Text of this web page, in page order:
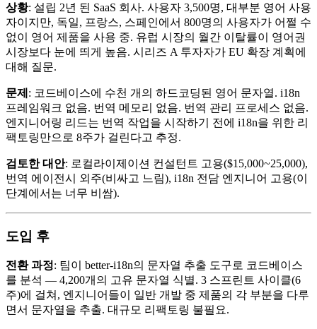
상황: 설립 2년 된 SaaS 회사. 사용자 3,500명, 대부분 영어 사용
자이지만, 독일, 프랑스, 스페인에서 800명의 사용자가 어쩔 수
없이 영어 제품을 사용 중. 유럽 시장의 월간 이탈률이 영어권
시장보다 눈에 띄게 높음. 시리즈 A 투자자가 EU 확장 계획에
대해 질문.
문제 : 코드베이스에 수천 개의 하드코딩된 영어 문자열. i18n
프레임워크 없음. 번역 메모리 없음. 번역 관리 프로세스 없음.
엔지니어링 리드는 번역 작업을 시작하기 전에 i18n을 위한 리
팩토링만으로 8주가 걸린다고 추정.
검토한 대안: 로컬라이제이션 컨설턴트 고용($15,000~25,000),
번역 에이전시 외주(비싸고 느림), i18n 전담 엔지니어 고용(이
단계에서는 너무 비쌈).
도입 후
전환 과정: 팀이 better-i18n의 문자열 추출 도구로 코드베이스
를 분석 — 4,200개의 고유 문자열 식별. 3 스프린트 사이클(6
주)에 걸쳐, 엔지니어들이 일반 개발 중 제품의 각 부분을 다루
면서 문자열을 추출. 대규모 리팩토링 불필요.